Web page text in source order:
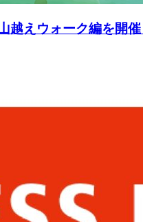
越えウォーク編を開